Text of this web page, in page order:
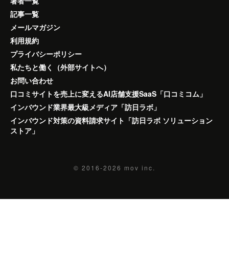
記事一覧
メールマガジン
利用規約
プライバシーポリシー
私たちと働く（外部サイトへ）
お問い合わせ
口コミサイトを売上に変えるAI店舗支援SaaS「口コミコム」
インバウンド業界最大級メディア「訪日ラボ」
インバウンド対策の資料請求サイト「訪日ラボ ソリューション
ストア」
© 2016-2026 mov inc.